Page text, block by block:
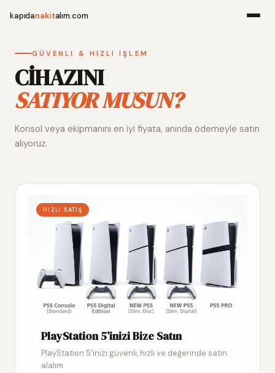
kapıdanakitalım.com
Alım
GÜVENLI & HIZLI İŞLEM
CİHAZINI
SATIYOR MUSUN?
Konsol veya ekipmanını en iyi fiyata, anında ödemeyle satın
alıyoruz.
HIZLI SATIŞ
PlayStation 5’inizi Bize Satın
PlayStation 5’inizi güvenli, hızlı ve değerinde satın
alalım